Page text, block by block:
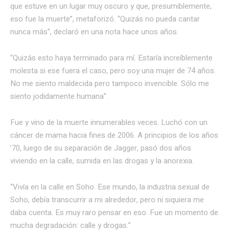
que estuve en un lugar muy oscuro y que, presumiblemente,
eso fue la muerte”, metaforizó. “Quizás no pueda cantar
nunca más”, declaró en una nota hace unos años.
“Quizás esto haya terminado para mí. Estaría increíblemente
molesta si ese fuera el caso, pero soy una mujer de 74 años.
No me siento maldecida pero tampoco invencible. Sólo me
siento jodidamente humana”.
Fue y vino de la muerte innumerables veces. Luchó con un
cáncer de mama hacia fines de 2006. A principios de los años
’70, luego de su separación de Jagger, pasó dos años
viviendo en la calle, sumida en las drogas y la anorexia.
“Vivía en la calle en Soho. Ese mundo, la industria sexual de
Soho, debía transcurrir a mi alrededor, pero ni siquiera me
daba cuenta. Es muy raro pensar en eso. Fue un momento de
mucha degradación: calle y drogas.”